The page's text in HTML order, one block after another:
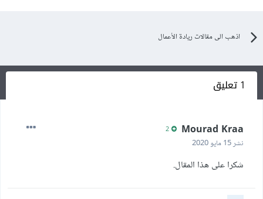
اذهب الى مقالات ريادة الأعمال
1 تعليق
Mourad Kraa
نشر15 مايو 2020
شكرا على هذا المقال.